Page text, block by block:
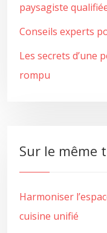
paysagiste
Conseils experts
Les secrets d’une
rompu
Sur le même
Harmoniser
cuisine unifié